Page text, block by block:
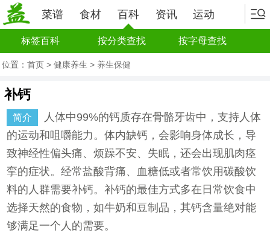
菜谱 食材 百科 资讯 运动
标签百科 按分类查找 按字母查找
位置： 首页 > 健康养生 > 养生保健
补钙
简介
人体中99%的钙质存在骨骼牙齿中，支持人体
的运动和咀嚼能力。体内缺钙，会影响身体成长，导
致神经性偏头痛、烦躁不安、失眠，还会出现肌肉痉
挛的症状。经常盐酸背痛、血糖低或者常饮用碳酸饮
料的人群需要补钙。补钙的最佳方式多在日常饮食中
选择天然的食物，如牛奶和豆制品，其钙含量绝对能
够满足一个人的需要。